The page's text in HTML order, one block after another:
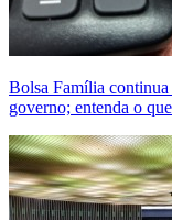
Bolsa Família continua
governo; entenda o